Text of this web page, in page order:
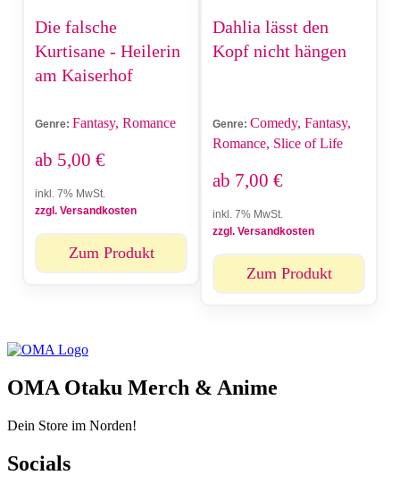
Die falsche
Kurtisane - Heilerin
am Kaiserhof
Genre: Fantasy, Romance
ab 5,00 €
inkl. 7% MwSt.
zzgl. Versandkosten
Zum Produkt
Dahlia lässt den
Kopf nicht hängen
Genre: Comedy, Fantasy,
Romance, Slice of Life
ab 7,00 €
inkl. 7% MwSt.
zzgl. Versandkosten
Zum Produkt
OMA Otaku Merch & Anime
Dein Store im Norden!
Socials